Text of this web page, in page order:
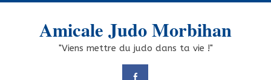
Skip
Amicale Judo Morbihan
"Viens mettre du judo dans ta vie !"